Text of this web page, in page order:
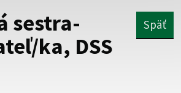
sa uistite, že zdieľate informácie iba
stránku. Zabezpečená stránka
sestra-
ka, DSS
Späť